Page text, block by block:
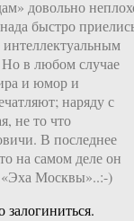
довольно
быстро
Но в любом случае
и юмор и
наряду с
не то что
В последнее
на самом деле он
«Эха Москвы»..:-)